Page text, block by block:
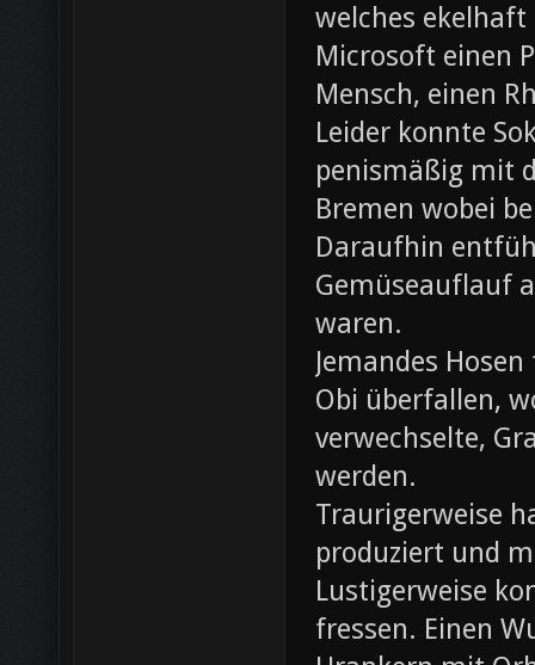
welches
Microsoft einen
Mensch, einen
Leider konnte
penismäßig mit
Bremen wobei
Daraufhin
Gemüseauflauf
waren.
Jemandes
Obi überfallen,
verwechselte,
werden.
Traurigerweise
produziert und
Lustigerweise
fressen. Einen